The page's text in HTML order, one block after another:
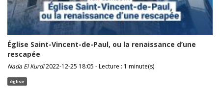
Église Saint-Vincent-de-Paul, ou la renaissance d’une
rescapée
Nada El Kurdi2022-12-25 18:05 - Lecture : 1 minute(s)
église